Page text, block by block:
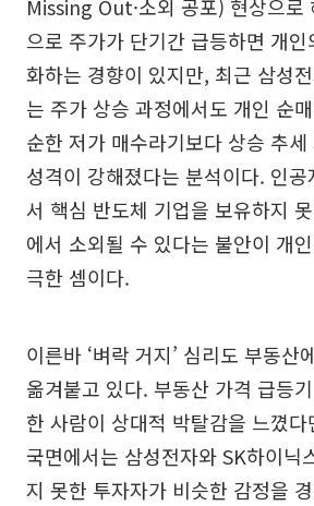
Missing Out·소외 공포) 현상으로
으로 주가가 단기간 급등하면 개
화하는 경향이 있지만, 최근 삼성
는 주가 상승 과정에서도 개인 순
순한 저가 매수라기보다 상승 추
성격이 강해졌다는 분석이다. 인
서 핵심 반도체 기업을 보유하지
에서 소외될 수 있다는 불안이 개
극한 셈이다.
이른바 ‘벼락 거지’ 심리도 부동산
옮겨붙고 있다. 부동산 가격 급등
한 사람이 상대적 박탈감을 느꼈
국면에서는 삼성전자와 SK하이닉
지 못한 투자자가 비슷한 감정을